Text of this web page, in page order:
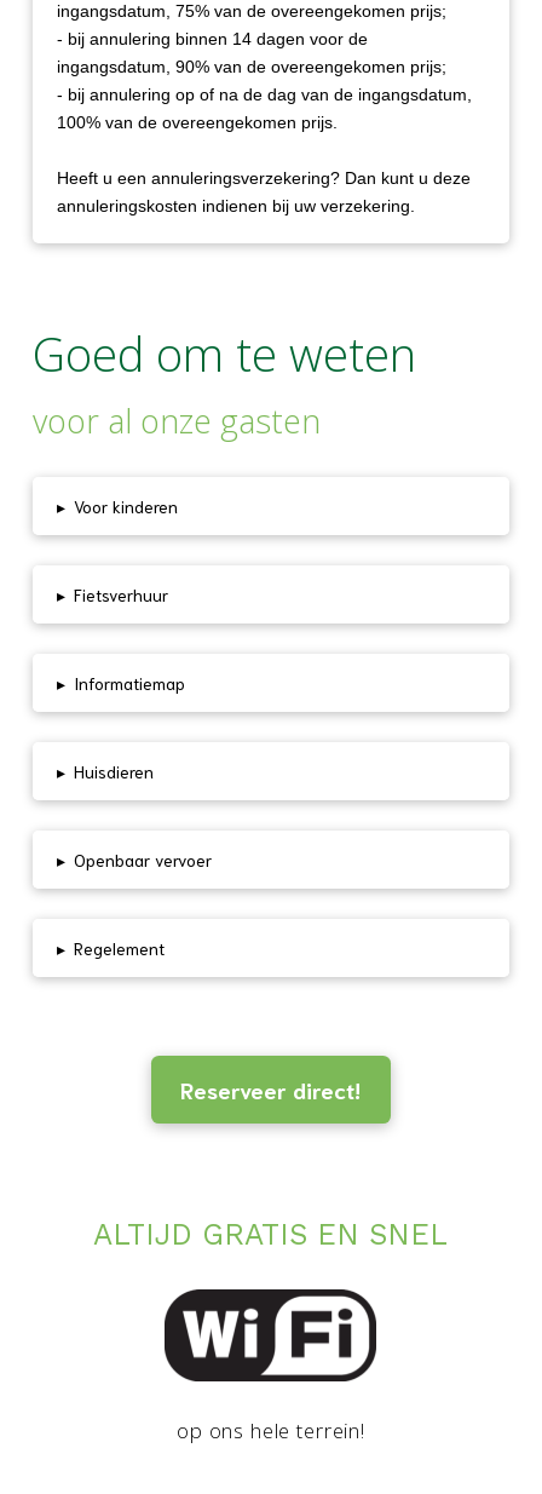
ingangsdatum, 75% van de overeengekomen prijs;
- bij annulering binnen 14 dagen voor de
ingangsdatum, 90% van de overeengekomen prijs;
- bij annulering op of na de dag van de ingangsdatum,
100% van de overeengekomen prijs.
Heeft u een annuleringsverzekering? Dan kunt u deze
annuleringskosten indienen bij uw verzekering.
Goed om te weten
voor al onze gasten
▸ Voor kinderen
▸ Fietsverhuur
▸ Informatiemap
▸ Huisdieren
▸ Openbaar vervoer
▸ Regelement
Reserveer direct!
ALTIJD GRATIS EN SNEL
op ons hele terrein!